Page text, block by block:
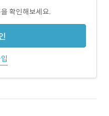
확인해보세요.